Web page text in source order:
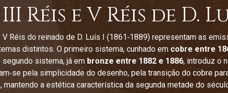
Réis e V Réis de D.
Réis do reinado de D. Luís I (1861‑1889) representam as
distintos. O primeiro sistema, cunhado em cobre entre
segundo sistema, já em bronze entre 1882 e 1886, introduz o
pela simplicidade do desenho, pela transição do cobre
mantendo a estética característica da segunda metade do